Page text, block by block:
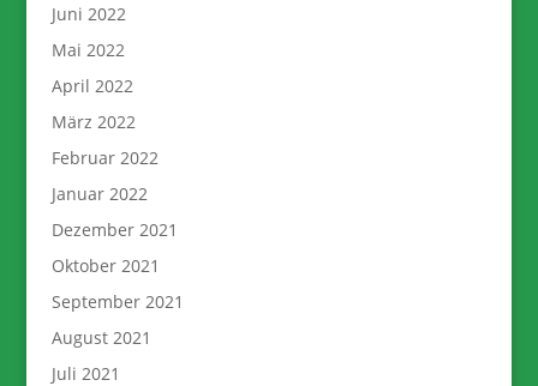
Juni 2022
Mai 2022
April 2022
März 2022
Februar 2022
Januar 2022
Dezember 2021
Oktober 2021
September 2021
August 2021
Juli 2021